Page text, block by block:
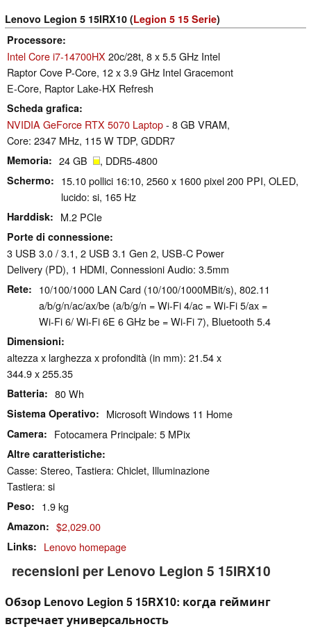
Lenovo Legion 5 15IRX10 (Legion 5 15 Serie)
Processore
Intel Core i7-14700HX 20c/28t, 8 x 5.5 GHz Intel
Raptor Cove P-Core, 12 x 3.9 GHz Intel Gracemont
E-Core, Raptor Lake-HX Refresh
Scheda grafica
NVIDIA GeForce RTX 5070 Laptop- 8 GB VRAM,
Core: 2347 MHz, 115 W TDP, GDDR7
Memoria 24 GB , DDR5-4800
Schermo
15.10 pollici 16:10, 2560 x 1600 pixel 200 PPI, OLED,
lucido: si, 165 Hz
Harddisk M.2 PCIe
Porte di connessione
3 USB 3.0 / 3.1, 2 USB 3.1 Gen 2, USB-C Power
Delivery (PD), 1 HDMI, Connessioni Audio: 3.5mm
Rete
10/100/1000 LAN Card (10/100/1000MBit/s), 802.11
a/​b/​g/​n/​ac/​ax/​be (a/b/g/n = Wi-Fi 4/ac = Wi-Fi 5/ax =
Wi-Fi 6/ Wi-Fi 6E 6 GHz be = Wi-Fi 7), Bluetooth 5.4
Dimensioni
altezza x larghezza x profondità (in mm): 21.54 x
344.9 x 255.35
Batteria 80 Wh
Sistema Operativo Microsoft Windows 11 Home
Camera Fotocamera Principale: 5 MPix
Altre caratteristiche
Casse: Stereo, Tastiera: Chiclet, Illuminazione
Tastiera: si
Peso 1.9 kg
Amazon $2,029.00
Links Lenovo homepage
recensioni per Lenovo Legion 5 15IRX10
Обзор Lenovo Legion 5 15RX10: когда гейминг
встречает универсальность